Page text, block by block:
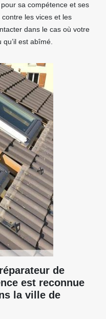
sa compétence et ses
les vices et les
dans le cas où votre
est abîmé.
de
est reconnue
la ville de